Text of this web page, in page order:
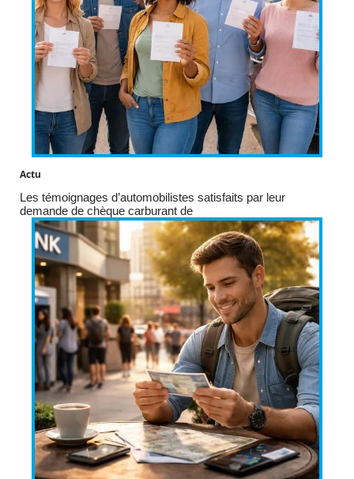
Actu
Les témoignages d’automobilistes satisfaits par leur
demande de chèque carburant de